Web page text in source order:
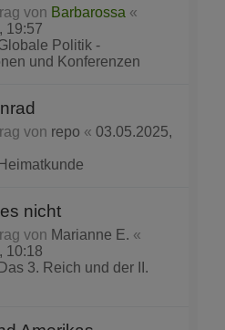
von Barbarossa «
19:57
Politik -
und Konferenzen
von repo « 03.05.2025,
Heimatkunde
nicht
von Marianne E. «
10:18
Das 3. Reich und der II.